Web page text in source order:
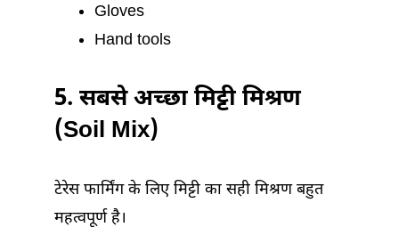
Gloves
Hand tools
5. सबसे अच्छा मिट्टी मिश्रण
(Soil Mix)
टेरेस फार्मिंग के लिए मिट्टी का सही मिश्रण बहुत
महत्वपूर्ण है।